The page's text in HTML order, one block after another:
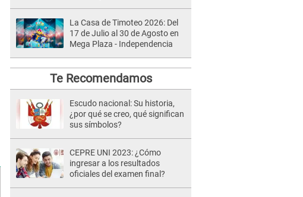
La Casa de Timoteo 2026: Del
17 de Julio al 30 de Agosto en
Mega Plaza - Independencia
Te Recomendamos
Escudo nacional: Su historia,
¿por qué se creo, qué significan
sus símbolos?
CEPRE UNI 2023: ¿Cómo
ingresar a los resultados
oficiales del examen final?